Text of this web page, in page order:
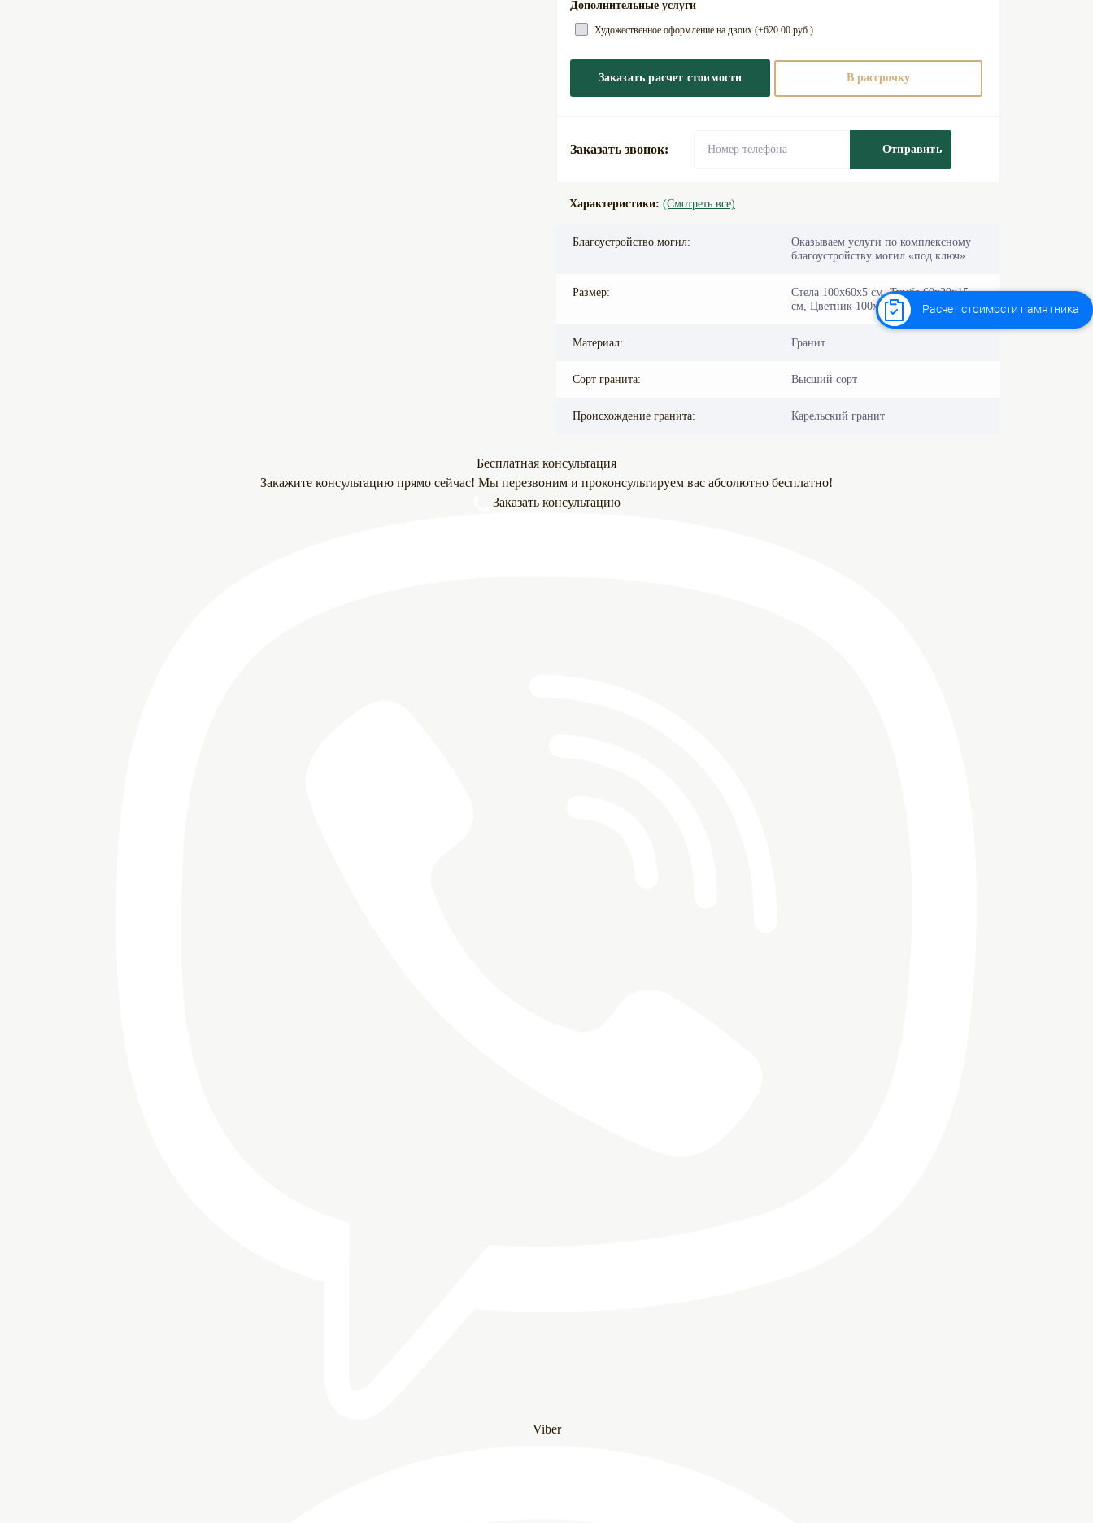
Дополнительные услуги
Художественное оформление на двоих (+620.00 руб.)
Заказать расчет стоимости В рассрочку
Заказать звонок: Отправить
Характеристики: (Смотреть все)
Благоустройство могил:
Оказываем услуги по комплексному
благоустройству могил «под ключ».
Размер:
Стела 100х60х5 см, Тумба 60х20х15
см, Цветник 100х60 см
Материал: Гранит
Сорт гранита: Высший сорт
Происхождение гранита: Карельский гранит
Бесплатная консультация
Закажите консультацию прямо сейчас! Мы перезвоним и проконсультируем вас абсолютно бесплатно!
Заказать консультацию
Viber
Расчет стоимости памятника